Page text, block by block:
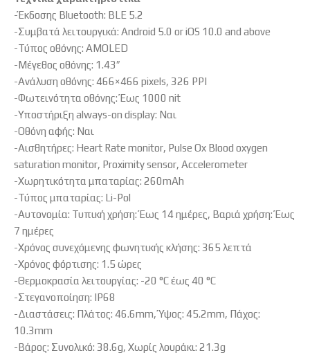
-Έκδοσης Bluetooth: BLE 5.2
-Συμβατά λειτουργικά: Android 5.0 or iOS 10.0 and above
-Τύπος οθόνης: AMOLED
-Μέγεθος οθόνης: 1.43″
-Ανάλυση οθόνης: 466×466 pixels, 326 PPI
-Φωτεινότητα οθόνης: Έως 1000 nit
-Υποστήριξη always-on display: Ναι
-Οθόνη αφής: Ναι
-Αισθητήρες: Heart Rate monitor, Pulse Ox Blood oxygen
saturation monitor, Proximity sensor, Accelerometer
-Χωρητικότητα μπαταρίας: 260mAh
-Τύπος μπαταρίας: Li-Pol
-Αυτονομία: Τυπική χρήση: Έως 14 ημέρες, Βαριά χρήση: Έως
7 ημέρες
-Χρόνος συνεχόμενης φωνητικής κλήσης: 365 λεπτά
-Χρόνος φόρτισης: 1.5 ώρες
-Θερμοκρασία λειτουργίας: -20 °C έως 40 °C
-Στεγανοποίηση: IP68
-Διαστάσεις: Πλάτος: 46.6mm, Ύψος: 45.2mm, Πάχος:
10.3mm
-Βάρος: Συνολικό: 38.6g, Χωρίς λουράκι: 21.3g